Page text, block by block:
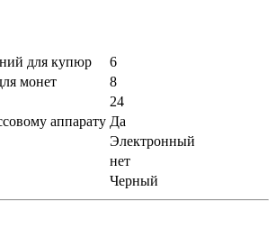
для купюр
6
монет
8
24
аппарату Да
Электронный
нет
Черный